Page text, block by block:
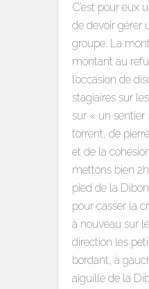
C’est pour eux
de devoir gérer
groupe. La
montant au
l’occasion de
stagiaires sur
sur « un
torrent, de
et de la
mettons bien
pied de la
pour casser la
à nouveau sur
direction les
bordant, à
aiguille de la